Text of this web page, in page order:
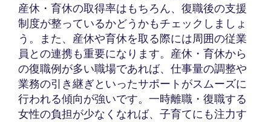
産休・育休の取得率はもちろん、復職後の支援
制度が整っているかどうかもチェックしましょ
う。また、産休や育休を取る際には周囲の従業
員との連携も重要になります。産休・育休から
の復職例が多い職場であれば、仕事量の調整や
業務の引き継ぎといったサポートがスムーズに
行われる傾向が強いです。一時離職・復職する
女性の負担が少なくなれば、子育てにも注力す